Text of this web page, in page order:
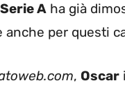
Serie A ha già
per questi
, Oscar